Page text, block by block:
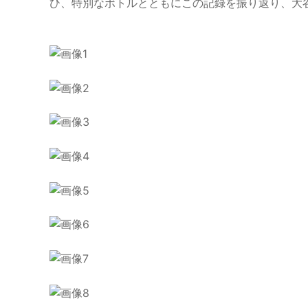
ひ、特別なボトルとともにこの記録を振り返り、大